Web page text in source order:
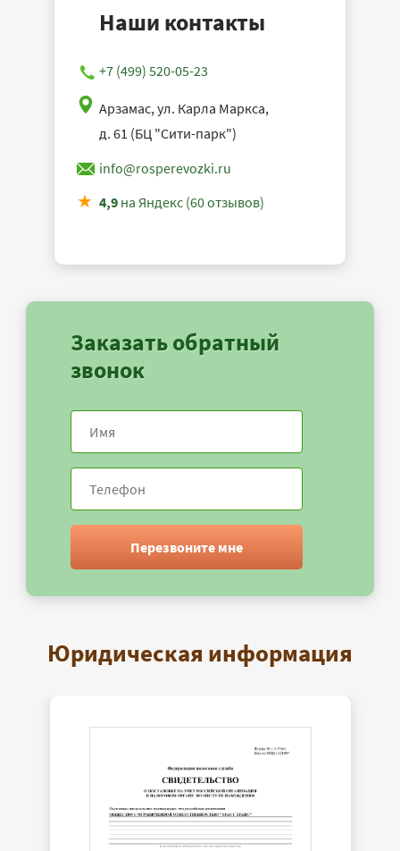
Наши контакты
+7 (499) 520-05-23
Арзамас, ул. Карла Маркса,
д. 61 (БЦ "Сити-парк")
info@rosperevozki.ru
4,9 на Яндекс (60 отзывов)
Заказать обратный
звонок
Перезвоните мне
Юридическая информация